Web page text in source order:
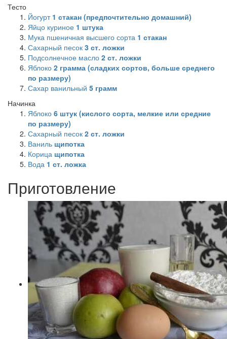
Тесто
Йогурт 1 стакан (предпочтительно домашний)
Яйцо куриное 1 штука
Мука пшеничная высшего сорта 1 стакан
Сахарный песок 3 ст. ложки
Подсолнечное масло 2 ст. ложки
Яблоко 2 грамма (сладких сортов, больше среднего
по размеру)
Сахар ванильный 5 грамм
Начинка
Яблоко 6 штук (кислого сорта, мелкие или средние
по размеру)
Сахарный песок 2 ст. ложки
Ваниль щипотка
Корица щипотка
Вода 1 ст. ложка
Приготовление